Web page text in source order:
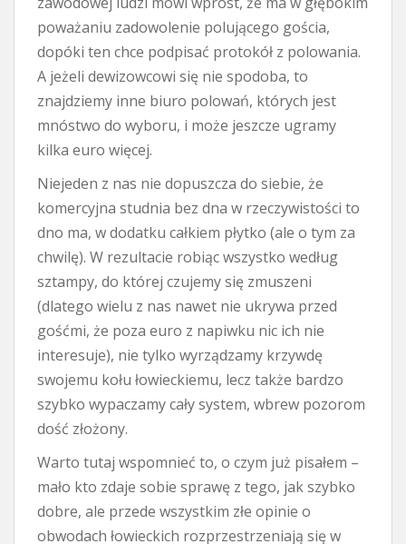
poważaniu zadowolenie polującego gościa,
dopóki ten chce podpisać protokół z polowania.
A jeżeli dewizowcowi się nie spodoba, to
znajdziemy inne biuro polowań, których jest
mnóstwo do wyboru, i może jeszcze ugramy
kilka euro więcej.
Niejeden z nas nie dopuszcza do siebie, że
komercyjna studnia bez dna w rzeczywistości to
dno ma, w dodatku całkiem płytko (ale o tym za
chwilę). W rezultacie robiąc wszystko według
sztampy, do której czujemy się zmuszeni
(dlatego wielu z nas nawet nie ukrywa przed
gośćmi, że poza euro z napiwku nic ich nie
interesuje), nie tylko wyrządzamy krzywdę
swojemu kołu łowieckiemu, lecz także bardzo
szybko wypaczamy cały system, wbrew pozorom
dość złożony.
Warto tutaj wspomnieć to, o czym już pisałem –
mało kto zdaje sobie sprawę z tego, jak szybko
dobre, ale przede wszystkim złe opinie o
obwodach łowieckich rozprzestrzeniają się w